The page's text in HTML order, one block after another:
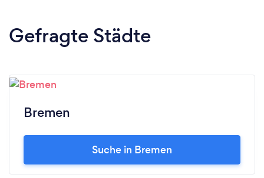
Gefragte Städte
Bremen
Suche in Bremen